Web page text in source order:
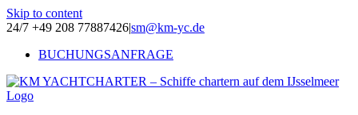
Skip to content
24/7 +49 208 77887426|sm@km-yc.de
BUCHUNGSANFRAGE